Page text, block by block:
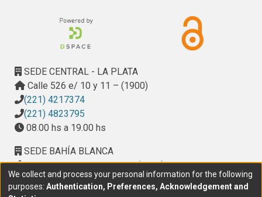
SEDE CENTRAL - LA PLATA
Calle 526 e/ 10 y 11 – (1900)
(221) 4217374
(221) 4823795
08.00 hs a 19.00 hs
SEDE BAHÍA BLANCA
Calle Ciudad de Cali 320 – (8000). Universidad
Provincial del Sudoeste (UPSO)
(291) 459 2550, interno 147
We collect and process your personal information for the following
purposes: Authentication, Preferences, Acknowledgement and